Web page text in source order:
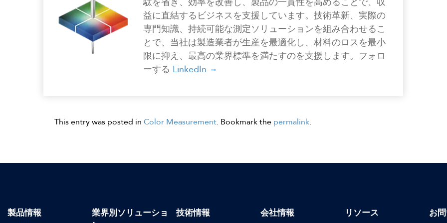
益に直結するビジネスを支援しています。技術革新、実際の
専門知識、持続可能な測定ソリューションを組み合わせるこ
とで、当社は製造業者が生産を最適化し、材料のロスを最小
限に抑え、最高の業界標準を満たすのを支援します。フォロ
ーする LinkedIn
This entry was posted in Color Measurement. Bookmark the permalink.
製品情報
業界別ソリューショ
技術情報 会社情報 リソース お